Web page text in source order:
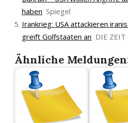
haben Spiegel
Irankrieg: USA attackieren
greift Golfstaaten an DIE ZEIT
Ähnliche